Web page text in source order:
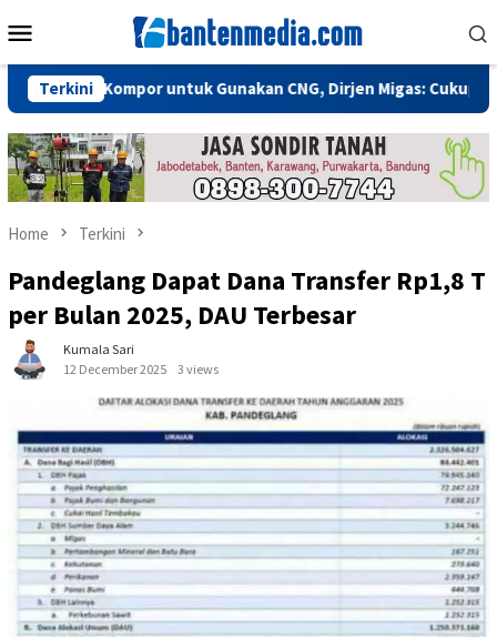
to
Menu
Terkini
Kompor untuk Gunakan CNG, Dirjen Migas: Cukup Plug and
Home Terkini
Pandeglang Dapat Dana Transfer Rp1,8 T
per Bulan 2025, DAU Terbesar
Kumala Sari
12 December 2025
3 views